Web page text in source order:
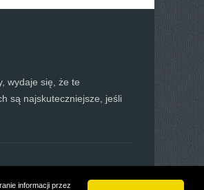
informacji przez
wydaje się, że te
są najskuteczniejsze, jeśli